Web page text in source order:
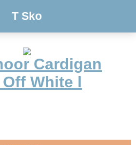
T Sko
Cardigan
Off White l